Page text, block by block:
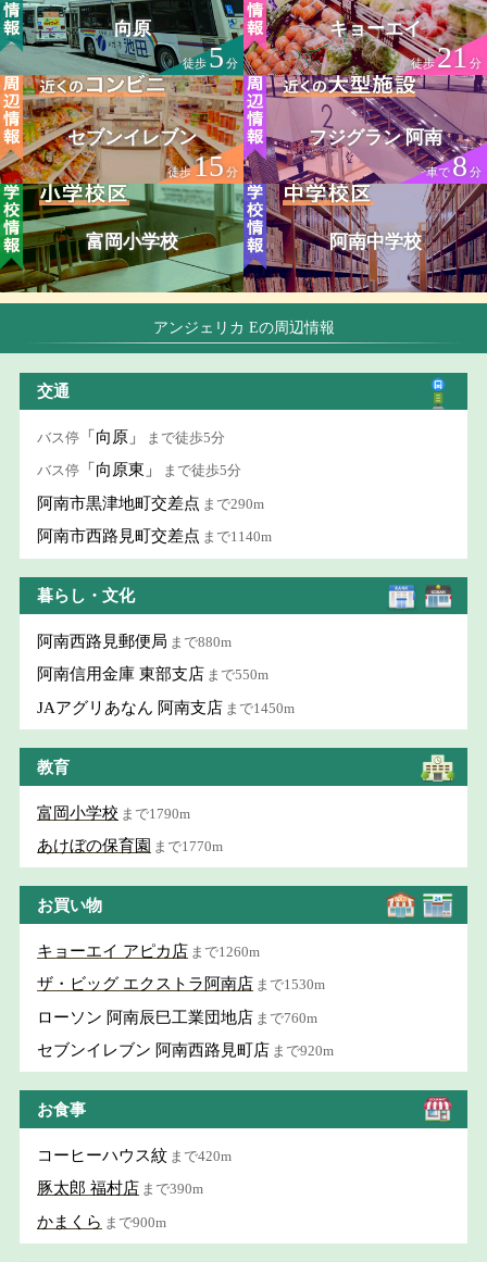
向原
徒歩5分
キョーエイ
徒歩21 分
セブンイレブン
徒歩15分
フジグラン 阿南
車で8分
富岡小学校 阿南中学校
アンジェリカ Eの周辺情報
交通
バス停 「向原」 まで徒歩5分
バス停 「向原東」 まで徒歩5分
阿南市黒津地町交差点 まで290m
阿南市西路見町交差点 まで1140m
暮らし・文化
阿南西路見郵便局 まで880m
阿南信用金庫 東部支店 まで550m
JAアグリあなん 阿南支店 まで1450m
教育
富岡小学校 まで1790m
あけぼの保育園 まで1770m
お買い物
キョーエイ アピカ店 まで1260m
ザ・ビッグ エクストラ阿南店 まで1530m
ローソン 阿南辰巳工業団地店 まで760m
セブンイレブン 阿南西路見町店 まで920m
お食事
コーヒーハウス紋 まで420m
豚太郎 福村店 まで390m
かまくら まで900m